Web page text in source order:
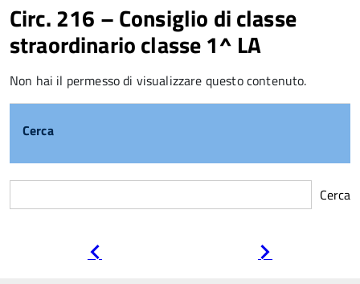
Circ. 216 – Consiglio di classe
straordinario classe 1^ LA
Non hai il permesso di visualizzare questo contenuto.
Cerca
Cerca